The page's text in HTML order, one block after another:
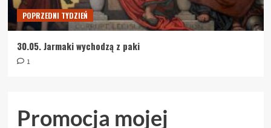
POPRZEDNI TYDZIEŃ
30.05. Jarmaki wychodzą z paki
1
Promocja mojej